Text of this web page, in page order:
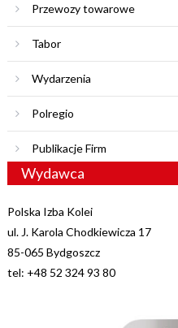
Przewozy towarowe
Tabor
Wydarzenia
Polregio
Publikacje Firm
Wydawca
Polska Izba Kolei
ul. J. Karola Chodkiewicza 17
85-065 Bydgoszcz
tel: +48 52 324 93 80